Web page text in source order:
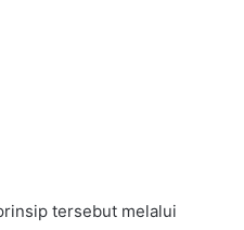
tersebut melalui